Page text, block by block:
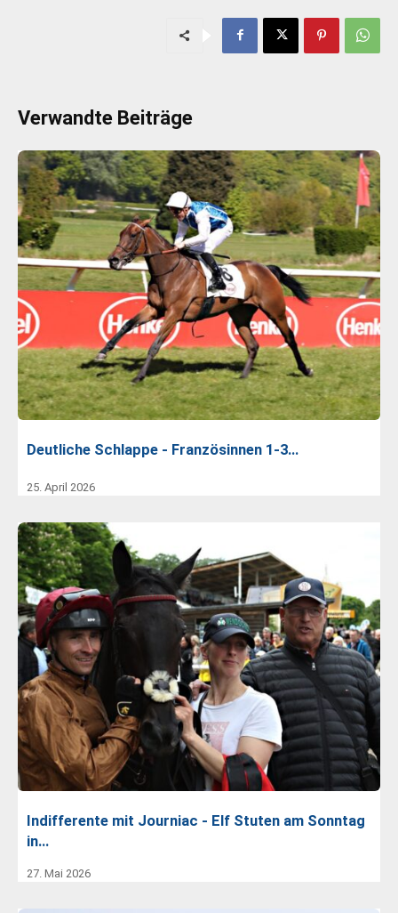
Verwandte Beiträge
Deutliche Schlappe - Französinnen 1-3…
25. April 2026
Indifferente mit Journiac - Elf Stuten am Sonntag
in…
27. Mai 2026